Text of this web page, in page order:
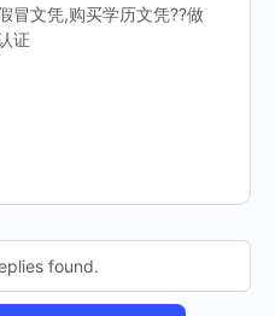
冒文凭,购买学历文凭??做
证
found.